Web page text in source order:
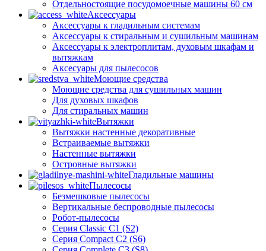
Отдельностоящие посудомоечные машины 60 см
Аксессуары
Аксессуары к гладильным системам
Аксессуары к стиральным и сушильным машинам
Аксессуары к электроплитам, духовым шкафам и
вытяжкам
Аксесуары для пылесосов
Моющие средства
Моющие средства для сушильных машин
Для духовых шкафов
Для стиральных машин
Вытяжки
Вытяжки настенные декоративные
Встраиваемые вытяжки
Настенные вытяжки
Островные вытяжки
Гладильные машины
Пылесосы
Безмешковые пылесосы
Вертикальные беспроводные пылесосы
Робот-пылесосы
Серия Classic C1 (S2)
Серия Compact C2 (S6)